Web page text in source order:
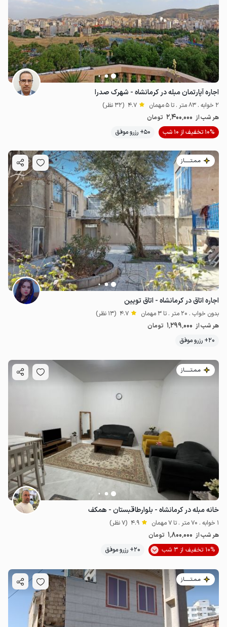
میلیون ت
اجاره آپارتمان مبله در کرمانشاه - شهرک صدرا
2 خوابه . 83 متر . تا 5 مهمان 4.7 (32 نظر)
هر شب از 2٬400٬000 تومان
10% تخفیف از 10 شب
50+ رزرو موفق
مـمـتــــــاز
اجاره اتاق در کرمانشاه - اتاق تویین
بدون خواب . 20 متر . تا 3 مهمان 4.7 (13 نظر)
هر شب از 1٬299٬000 تومان
20+ رزرو موفق
مـمـتــــــاز
خانه مبله در کرمانشاه - بلوار‌طاقبستان - همکف
1 خوابه . 70 متر . تا 7 مهمان 4.9 (7 نظر)
هر شب از 1٬800٬000 تومان
10% تخفیف از 3 شب
20+ رزرو موفق
مـمـتــــــاز